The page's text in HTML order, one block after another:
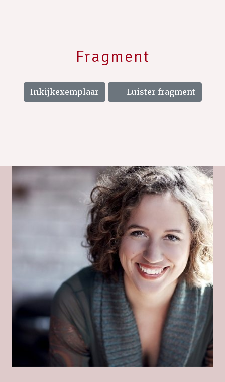
Fragment
Inkijkexemplaar Luister fragment